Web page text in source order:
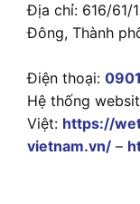
Địa chỉ: 616/61/
Đông, Thành
Điện thoại:
Hệ thống
Việt: https://
vietnam.vn/ –